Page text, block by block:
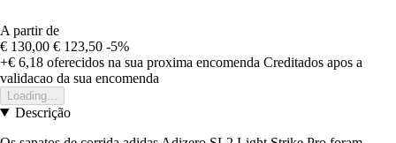
A partir de
€ 130,00 € 123,50 -5%
+€ 6,18 oferecidos na sua proxima encomenda Creditados apos a
validacao da sua encomenda
Loading...
Descrição